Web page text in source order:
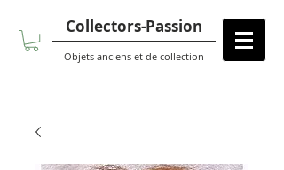
Collectors-Passion
Objets anciens et de collection